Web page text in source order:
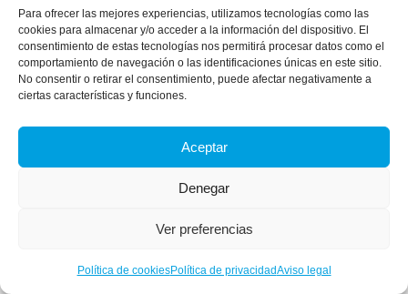
Para ofrecer las mejores experiencias, utilizamos tecnologías como las
cookies para almacenar y/o acceder a la información del dispositivo. El
consentimiento de estas tecnologías nos permitirá procesar datos como el
comportamiento de navegación o las identificaciones únicas en este sitio.
No consentir o retirar el consentimiento, puede afectar negativamente a
ciertas características y funciones.
Aceptar
Denegar
Ver preferencias
Política de cookiesPolítica de privacidadAviso legal
casos de uso reales en los que estas tecnologías permiten
transformar procesos complejos en decisiones más
eficientes, ágiles y accionables. También hemos podido
compartir cómo daliä, compañía de aggity group
especializada en analítica avanzada e inteligencia artificial,
de ERP, MES, sensores de planta o sistemas de
mantenimiento en inteligencia predictiva capaz de anticipar
cuellos de botella, detectar patrones y ajustar la operativa
ha permitido compartir conocimiento y experiencias en
Joan Rubio, ha intervenido en el Factory Innovation Theater,